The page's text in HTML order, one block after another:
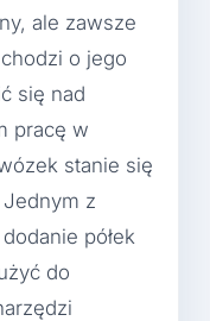
ale zawsze
o jego
się nad
pracę w
stanie się
z
półek
do